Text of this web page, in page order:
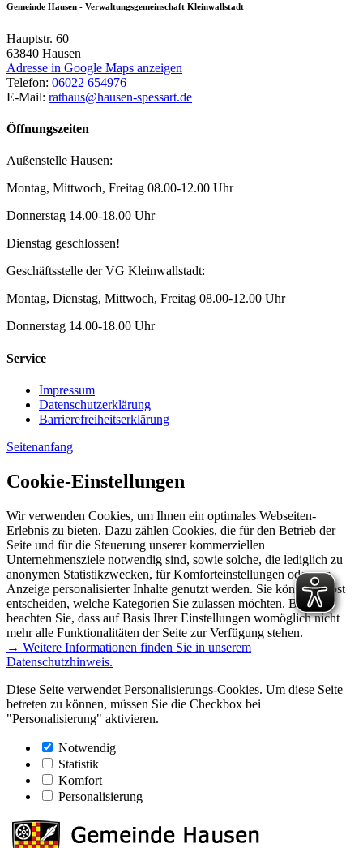
Gemeinde Hausen - Verwaltungsgemeinschaft Kleinwallstadt
Hauptstr. 60
63840 Hausen
Adresse in Google Maps anzeigen
Telefon: 06022 654976
E-Mail: rathaus@hausen-spessart.de
Öffnungszeiten
Außenstelle Hausen:
Montag, Mittwoch, Freitag 08.00-12.00 Uhr
Donnerstag 14.00-18.00 Uhr
Dienstag geschlossen!
Geschäftsstelle der VG Kleinwallstadt:
Montag, Dienstag, Mittwoch, Freitag 08.00-12.00 Uhr
Donnerstag 14.00-18.00 Uhr
Service
Impressum
Datenschutzerklärung
Barrierefreiheitserklärung
Seitenanfang
Cookie-Einstellungen
Wir verwenden Cookies, um Ihnen ein optimales Webseiten-
Erlebnis zu bieten. Dazu zählen Cookies, die für den Betrieb der
Seite und für die Steuerung unserer kommerziellen
Unternehmensziele notwendig sind, sowie solche, die lediglich zu
anonymen Statistikzwecken, für Komforteinstellungen oder zur
Anzeige personalisierter Inhalte genutzt werden. Sie können selbst
entscheiden, welche Kategorien Sie zulassen möchten. Bitte
beachten Sie, dass auf Basis Ihrer Einstellungen womöglich nicht
mehr alle Funktionalitäten der Seite zur Verfügung stehen.
→ Weitere Informationen finden Sie in unserem
Datenschutzhinweis.
Diese Seite verwendet Personalisierungs-Cookies. Um diese Seite
betreten zu können, müssen Sie die Checkbox bei
"Personalisierung" aktivieren.
Notwendig
Statistik
Komfort
Personalisierung